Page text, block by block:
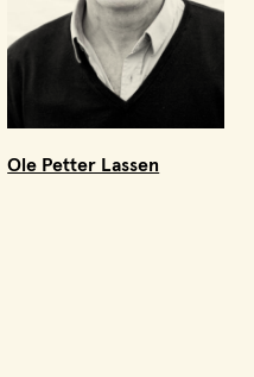
Ole Petter Lassen